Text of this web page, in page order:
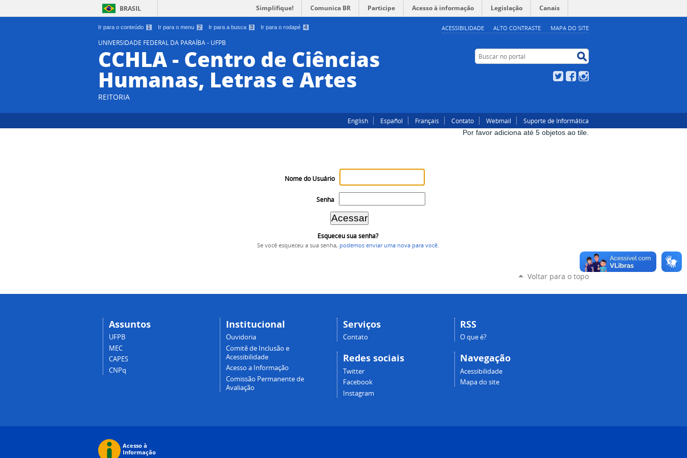
Ir para o conteúdo 1 Ir para o menu 2 Ir para a busca 3 Ir para o rodapé 4 ACESSIBILIDADE ALTO CONTRASTE MAPA DO SITE
BRASIL Simplifique! Comunica BR Participe Acesso à informação Legislação Canais
UNIVERSIDADE FEDERAL DA PARAÍBA - UFPB
CCHLA - Centro de Ciências
Humanas, Letras e Artes
REITORIA
Buscar no portal
TwitterFacebook
English Español Français Contato Webmail
Suporte de Informática
Por favor adiciona até 5 objetos ao tile.
Nome do Usuário
Senha
Esqueceu sua senha?
Se você esqueceu a sua senha, podemos enviar uma nova para você.
Voltar para o topo
Assuntos
UFPB
MEC
CAPES
CNPq
Institucional
Ouvidoria
Comitê de Inclusão e
Acessibilidade
Acesso a Informação
Comissão Permanente de
Avaliação
Serviços
Contato
Redes sociais
Twitter
Facebook
Instagram
RSS
O que é?
Navegação
Acessibilidade
Mapa do site